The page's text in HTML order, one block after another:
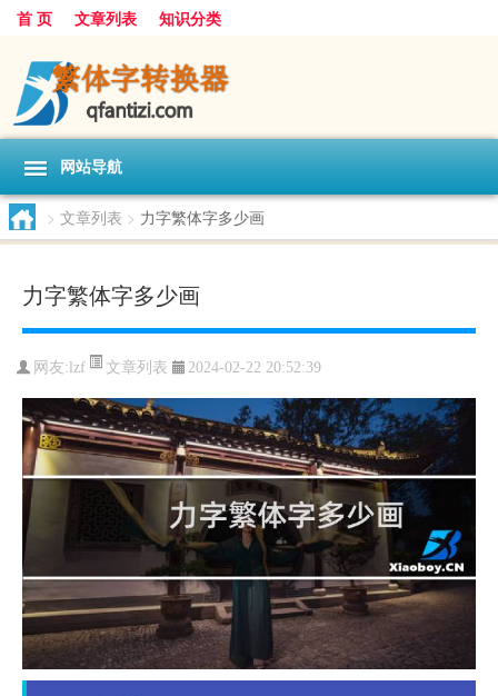
首 页 文章列表 知识分类
网站导航
> 文章列表 > 力字繁体字多少画
力字繁体字多少画
网友:lzf 文章列表 2024-02-22 20:52:39